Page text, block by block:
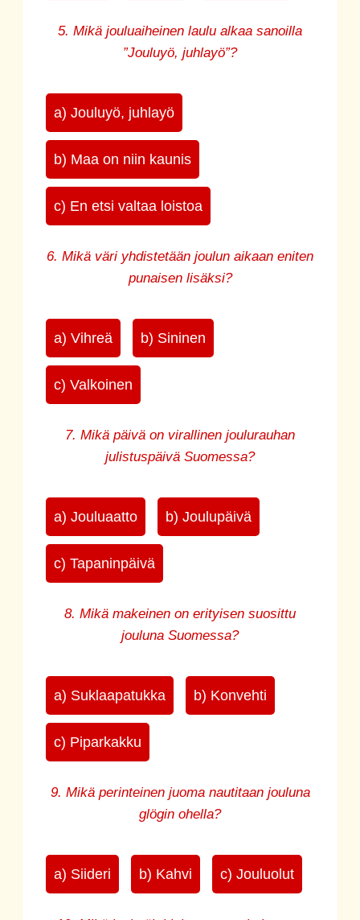
5. Mikä jouluaiheinen laulu alkaa sanoilla
”Jouluyö, juhlayö”?
a) Jouluyö, juhlayö
b) Maa on niin kaunis
c) En etsi valtaa loistoa
6. Mikä väri yhdistetään joulun aikaan eniten
punaisen lisäksi?
a) Vihreä b) Sininen
c) Valkoinen
7. Mikä päivä on virallinen joulurauhan
julistuspäivä Suomessa?
a) Jouluaatto b) Joulupäivä
c) Tapaninpäivä
8. Mikä makeinen on erityisen suosittu
jouluna Suomessa?
a) Suklaapatukka b) Konvehti
c) Piparkakku
9. Mikä perinteinen juoma nautitaan jouluna
glögin ohella?
a) Siideri b) Kahvi c) Jouluolut